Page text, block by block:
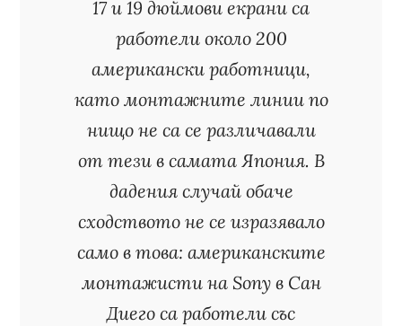
17 и 19 дюймови екрани са
работели около 200
американски работници,
като монтажните линии по
нищо не са се различавали
от тези в самата Япония. В
дадения случай обаче
сходството не се изразявало
само в това: американските
монтажисти на Sony в Сан
Диего са работели със